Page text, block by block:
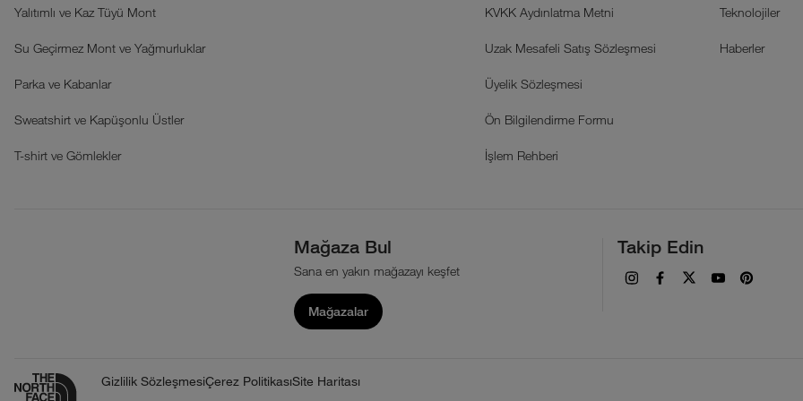
Yalıtımlı ve Kaz Tüyü Mont
Su Geçirmez Mont ve Yağmurluklar
Parka ve Kabanlar
Sweatshirt ve Kapüşonlu Üstler
T-shirt ve Gömlekler
KVKK Aydınlatma Metni
Uzak Mesafeli Satış Sözleşmesi
Üyelik Sözleşmesi
Ön Bilgilendirme Formu
İşlem Rehberi
Teknolojiler
Haberler
Mağaza Bul
Sana en yakın mağazayı keşfet
Mağazalar
Takip Edin
Gizlilik SözleşmesiÇerez PolitikasıSite Haritası